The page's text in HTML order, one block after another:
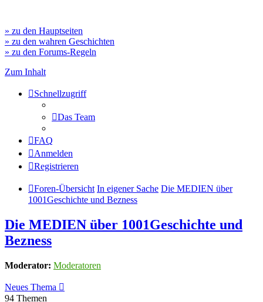
» zu den Hauptseiten
» zu den wahren Geschichten
» zu den Forums-Regeln
Zum Inhalt
Schnellzugriff
Das Team
FAQ
Anmelden
Registrieren
Foren-Übersicht In eigener Sache Die MEDIEN über
1001Geschichte und Bezness
Die MEDIEN über 1001Geschichte und
Bezness
Moderator: Moderatoren
Neues Thema
94 Themen